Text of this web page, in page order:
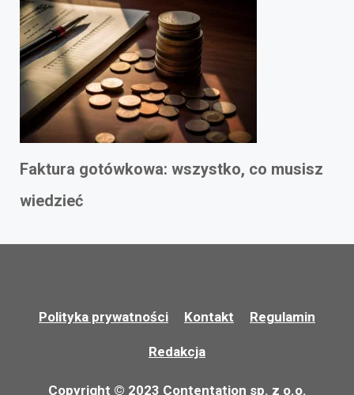
Faktura gotówkowa: wszystko, co musisz
wiedzieć
Polityka prywatności Kontakt Regulamin
Redakcja
Copyright © 2023 Contentation sp. z o.o.